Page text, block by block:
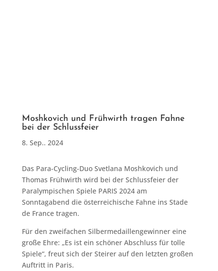
Moshkovich und Frühwirth tragen Fahne
bei der Schlussfeier
8. Sep.. 2024
Das Para-Cycling-Duo Svetlana Moshkovich und
Thomas Frühwirth wird bei der Schlussfeier der
Paralympischen Spiele PARIS 2024 am
Sonntagabend die österreichische Fahne ins Stade
de France tragen.
Für den zweifachen Silbermedaillengewinner eine
große Ehre: „Es ist ein schöner Abschluss für tolle
Spiele“, freut sich der Steirer auf den letzten großen
Auftritt in Paris.